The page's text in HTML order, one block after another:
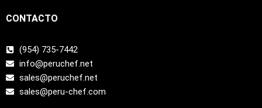
CONTACTO
(954) 735-7442
info@peruchef.net
sales@peruchef.net
sales@peru-chef.com